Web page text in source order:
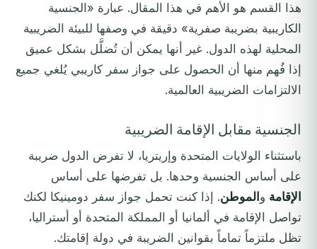
هذا القسم هو الأهم في هذا المقال. عبارة «الجنسية
الكاريبية بضريبة صفرية» دقيقة في وصفها للبيئة الضريبية
المحلية لهذه الدول. غير أنها يمكن أن تُضلَّل بشكل عميق
إذا فُهم منها أن الحصول على جواز سفر كاريبي يُلغي جميع
الالتزامات الضريبية العالمية.
الجنسية مقابل الإقامة الضريبية
باستثناء الولايات المتحدة وإريتريا، لا تفرض الدول ضريبة
على أساس الجنسية وحدها. بل تفرضها على أساس
الإقامة و الموطن. إذا كنت تحمل جواز سفر دومينيكا لكنك
تواصل الإقامة في ألمانيا أو المملكة المتحدة أو أستراليا،
تظل ملتزماً تماماً بقوانين الضريبة في دولة إقامتك.